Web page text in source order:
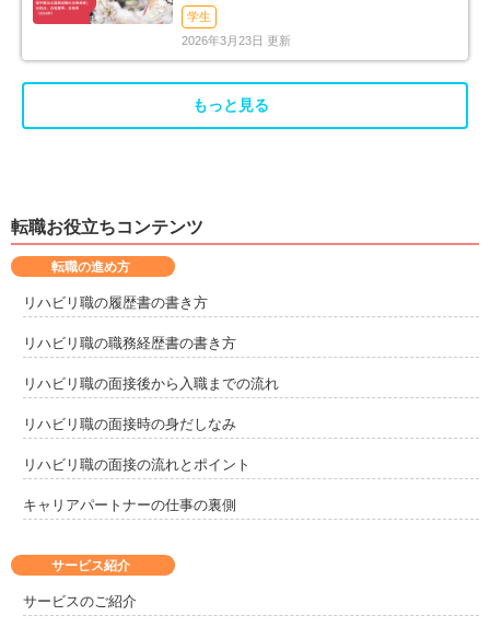
四條畷市
大阪狭山市 29 阪南市 10
泉南郡熊取町 10 泉南郡岬町 3
南河内郡千早赤阪村 2
率（2026年）
学生
2026年3月23日 更新
もっと見る
転職お役立ちコンテンツ
サービス紹介
サービスのご紹介
転職の進め方
リハビリ職の履歴書の書き方
リハビリ職の職務経歴書の書き方
リハビリ職の面接後から入職までの流れ
リハビリ職の面接時の身だしなみ
リハビリ職の面接の流れとポイント
キャリアパートナーの仕事の裏側